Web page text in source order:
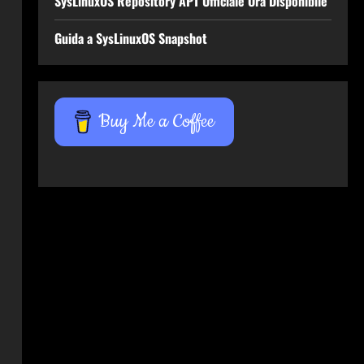
Guida a SysLinuxOS Snapshot
Buy Me a Coffee